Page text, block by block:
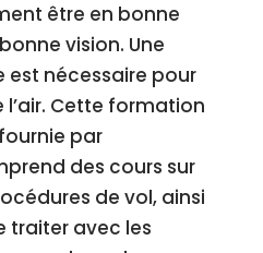
être en bonne
vision. Une
nécessaire pour
Cette formation
par
des cours sur
de vol, ainsi
traiter avec les